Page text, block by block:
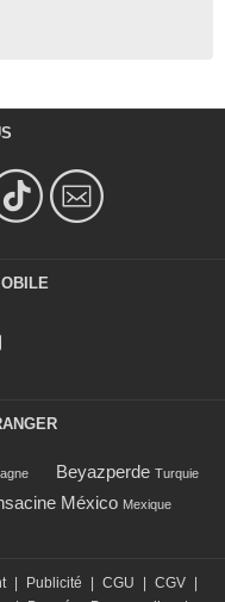
Beyazperde Turquie
México Mexique
| Publicité | CGU | CGV |